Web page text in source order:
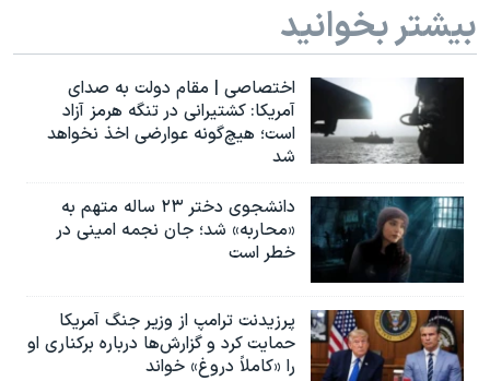
بیشتر بخوانید
اختصاصی | مقام دولت به صدای
آمریکا: کشتیرانی در تنگه هرمز آزاد
است؛ هیچ‌گونه عوارضی اخذ نخواهد
شد
دانشجوی دختر ۲۳ ساله متهم به
«محاربه» شد؛ جان نجمه امینی در
خطر است
پرزیدنت ترامپ از وزیر جنگ آمریکا
حمایت کرد و گزارش‌ها درباره برکناری او
را «کاملاً دروغ» خواند